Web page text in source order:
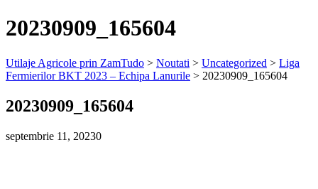
20230909_165604
Utilaje Agricole prin ZamTudo > Noutati > Uncategorized > Liga
Fermierilor BKT 2023 – Echipa Lanurile > 20230909_165604
20230909_165604
septembrie 11, 20230